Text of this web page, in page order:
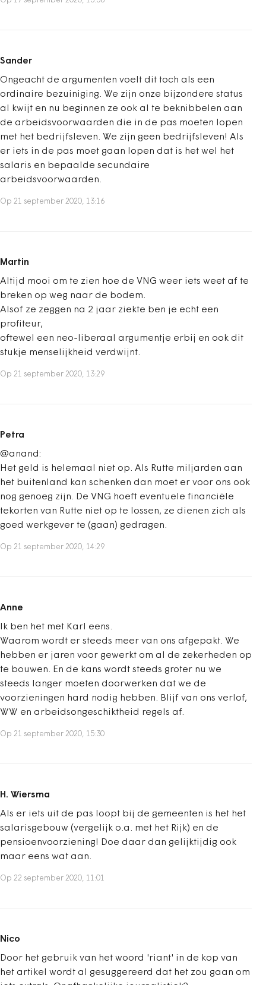
Sander
Ongeacht de argumenten voelt dit toch als een
ordinaire bezuiniging. We zijn onze bijzondere status
al kwijt en nu beginnen ze ook al te beknibbelen aan
de arbeidsvoorwaarden die in de pas moeten lopen
met het bedrijfsleven. We zijn geen bedrijfsleven! Als
er iets in de pas moet gaan lopen dat is het wel het
salaris en bepaalde secundaire
arbeidsvoorwaarden.
Op 21 september 2020, 13:16
Martin
Altijd mooi om te zien hoe de VNG weer iets weet af te
breken op weg naar de bodem.
Alsof ze zeggen na 2 jaar ziekte ben je echt een
profiteur,
oftewel een neo-liberaal argumentje erbij en ook dit
stukje menselijkheid verdwijnt.
Op 21 september 2020, 13:29
Petra
@anand:
Het geld is helemaal niet op. Als Rutte miljarden aan
het buitenland kan schenken dan moet er voor ons ook
nog genoeg zijn. De VNG hoeft eventuele financiële
tekorten van Rutte niet op te lossen, ze dienen zich als
goed werkgever te (gaan) gedragen.
Op 21 september 2020, 14:29
Anne
Ik ben het met Karl eens.
Waarom wordt er steeds meer van ons afgepakt. We
hebben er jaren voor gewerkt om al de zekerheden op
te bouwen. En de kans wordt steeds groter nu we
steeds langer moeten doorwerken dat we de
voorzieningen hard nodig hebben. Blijf van ons verlof,
WW en arbeidsongeschiktheid regels af.
Op 21 september 2020, 15:30
H. Wiersma
Als er iets uit de pas loopt bij de gemeenten is het het
salarisgebouw (vergelijk o.a. met het Rijk) en de
pensioenvoorziening! Doe daar dan gelijktijdig ook
maar eens wat aan.
Op 22 september 2020, 11:01
Nico
Door het gebruik van het woord 'riant' in de kop van
het artikel wordt al gesuggereerd dat het zou gaan om